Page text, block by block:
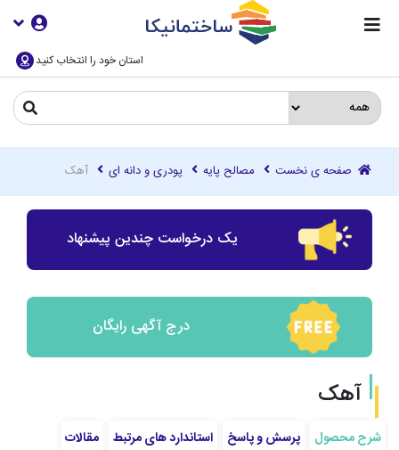
استان خود را انتخاب کنید
صفحه ی نخست مصالح پایه پودری و دانه ای آهک
یک درخواست چندین پیشنهاد
درج آگهی رایگان
آهک
شرح محصول پرسش و پاسخ استاندارد های مرتبط مقالات